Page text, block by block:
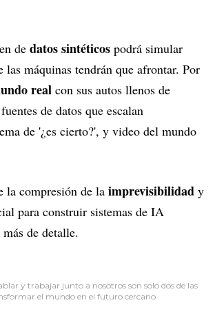
de datos sintéticos podrá simular
las máquinas tendrán que afrontar. Por
real con sus autos llenos de
de datos que escalan
de '¿es cierto?', y video del mundo
la compresión de la imprevisibilidad y
para construir sistemas de IA
de detalle.
y trabajar junto a nosotros son solo dos de las
el mundo en el futuro cercano.